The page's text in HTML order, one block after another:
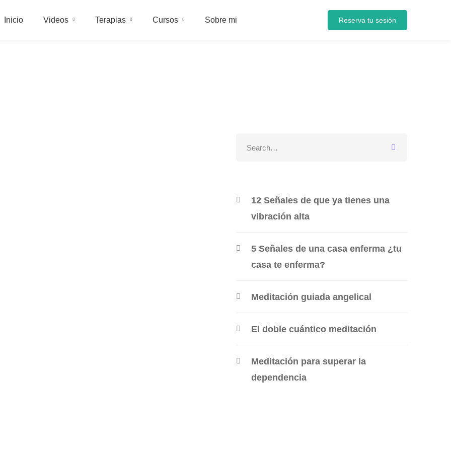
Inicio Videos Terapias Cursos Sobre mi Reserva tu sesión
12 Señales de que ya tienes una
vibración alta
5 Señales de una casa enferma ¿tu
casa te enferma?
Meditación guiada angelical
El doble cuántico meditación
Meditación para superar la
dependencia